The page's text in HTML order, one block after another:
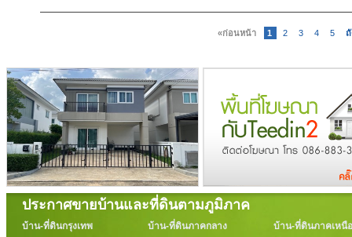
«ก่อนหน้า 1 2 3 4 5
ประกาศขายบ้านและที่ดินตามภูมิภาค
บ้าน-ที่ดินกรุงเทพ บ้าน-ที่ดินภาคกลาง บ้าน-ที่ดินภาคเหนือ